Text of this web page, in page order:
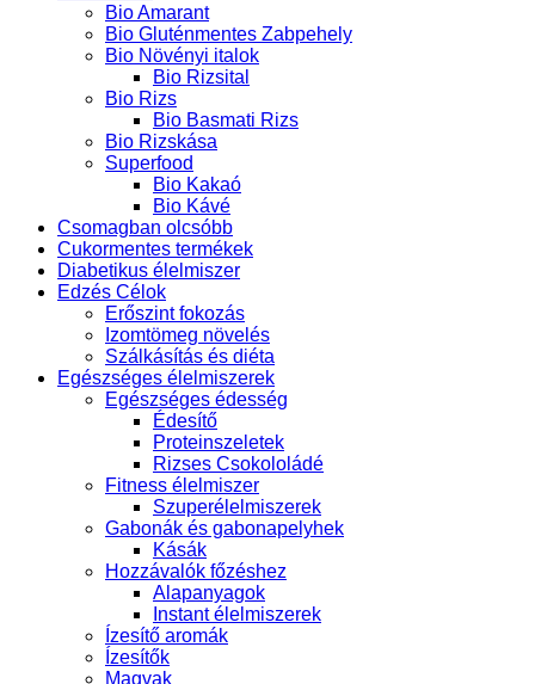
Bio Amarant
Bio Gluténmentes Zabpehely
Bio Növényi italok
Bio Rizsital
Bio Rizs
Bio Basmati Rizs
Bio Rizskása
Superfood
Bio Kakaó
Bio Kávé
Csomagban olcsóbb
Cukormentes termékek
Diabetikus élelmiszer
Edzés Célok
Erőszint fokozás
Izomtömeg növelés
Szálkásítás és diéta
Egészséges élelmiszerek
Egészséges édesség
Édesítő
Proteinszeletek
Rizses Csokololádé
Fitness élelmiszer
Szuperélelmiszerek
Gabonák és gabonapelyhek
Kásák
Hozzávalók főzéshez
Alapanyagok
Instant élelmiszerek
Ízesítő aromák
Ízesítők
Magvak